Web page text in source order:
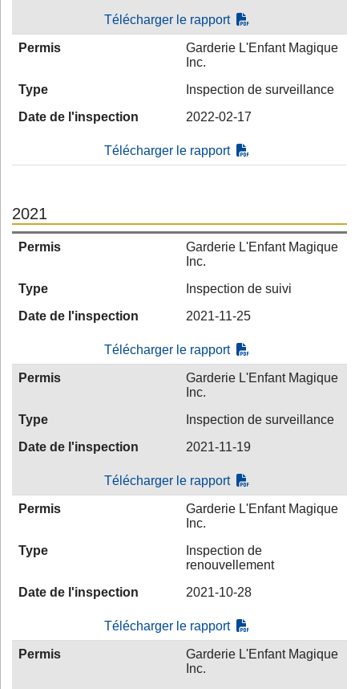
Télécharger le rapport
Permis
Garderie L'Enfant Magique
Inc.
Type
Inspection de surveillance
Date de l'inspection
2022-02-17
Télécharger le rapport
2021
Permis
Garderie L'Enfant Magique
Inc.
Type
Inspection de suivi
Date de l'inspection
2021-11-25
Télécharger le rapport
Permis
Garderie L'Enfant Magique
Inc.
Type
Inspection de surveillance
Date de l'inspection
2021-11-19
Télécharger le rapport
Permis
Garderie L'Enfant Magique
Inc.
Type
Inspection de
renouvellement
Date de l'inspection
2021-10-28
Télécharger le rapport
Permis
Garderie L'Enfant Magique
Inc.